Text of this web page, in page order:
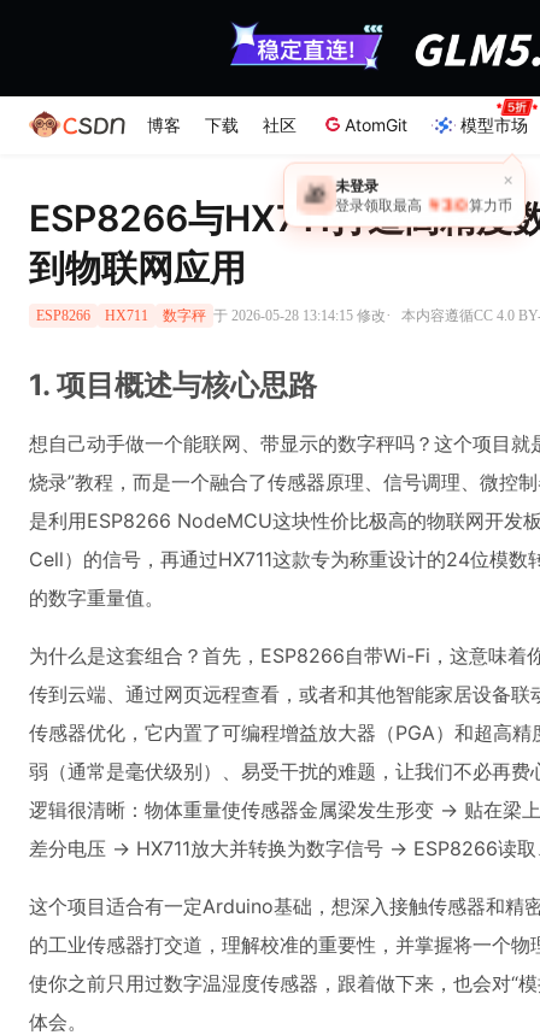
博客 下载 社区 AtomGit 模型市场
×
🎁 未登录
登录领取最高 ￥30 算力币
ESP8266与HX711打造高精度
到物联网应用
ESP8266 HX711 数字秤 于 2026-05-28 13:14:15 修改· 本内容遵循CC 4.0
1. 项目概述与核心思路
想自己动手做一个能联网、带显示的数字秤吗？这个项目
烧录”教程，而是一个融合了传感器原理、信号调理、微控
是利用ESP8266 NodeMCU这块性价比极高的物联网开发
Cell）的信号，再通过HX711这款专为称重设计的24位模
的数字重量值。
为什么是这套组合？首先，ESP8266自带Wi-Fi，这意味着
传到云端、通过网页远程查看，或者和其他智能家居设备
传感器优化，它内置了可编程增益放大器（PGA）和超高
弱（通常是毫伏级别）、易受干扰的难题，让我们不必再
逻辑很清晰：物体重量使传感器金属梁发生形变 → 贴在梁
差分电压 → HX711放大并转换为数字信号 → ESP8266读
这个项目适合有一定Arduino基础，想深入接触传感器和精
的工业传感器打交道，理解校准的重要性，并掌握将一个
使你之前只用过数字温湿度传感器，跟着做下来，也会对“
体会。